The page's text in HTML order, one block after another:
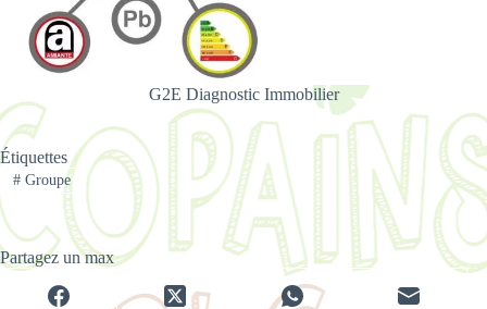
G2E Diagnostic Immobilier
Étiquettes
#Groupe
Partagez un max